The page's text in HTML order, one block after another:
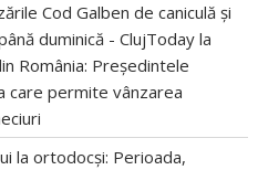
Cod Galben de caniculă și
duminică - ClujToday la
România: Președintele
care permite vânzarea
la ortodocși: Perioada,